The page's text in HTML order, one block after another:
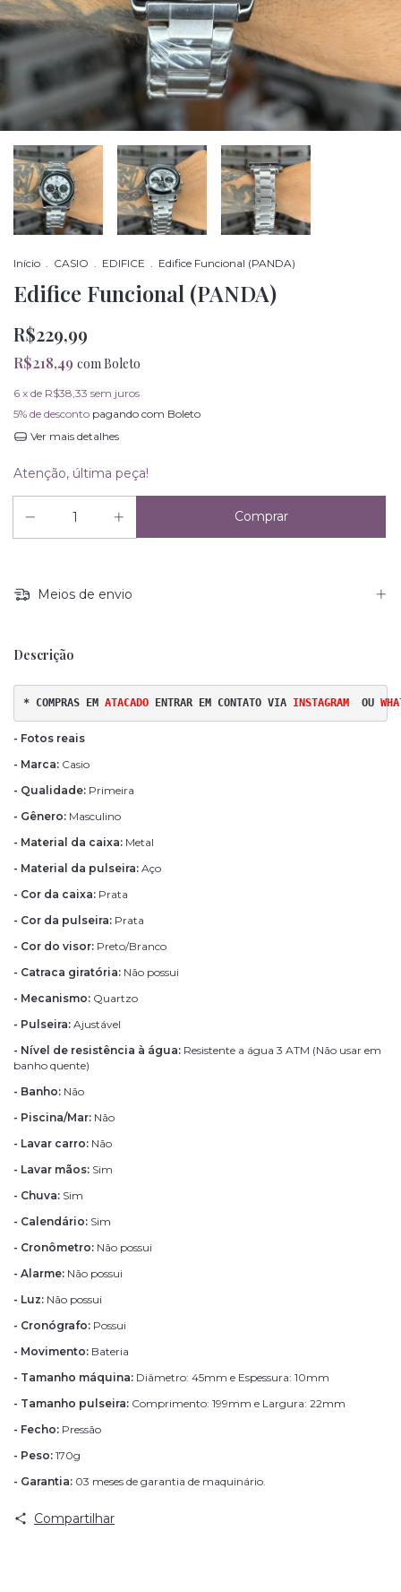
Início . CASIO . EDIFICE . Edifice Funcional (PANDA)
Edifice Funcional (PANDA)
R$229,99
R$218,49 comBoleto
6 x de R$38,33 sem juros
5% de desconto pagando com Boleto
Ver mais detalhes
Atenção, última peça!
Meios de envio
Descrição
* COMPRAS EM ATACADO ENTRAR EM CONTATO VIA INSTAGRAM OU
- Fotos reais
- Marca: Casio
- Qualidade: Primeira
- Gênero: Masculino
- Material da caixa: Metal
- Material da pulseira: Aço
- Cor da caixa: Prata
- Cor da pulseira: Prata
- Cor do visor: Preto/Branco
- Catraca giratória: Não possui
- Mecanismo: Quartzo
- Pulseira: Ajustável
- Nível de resistência à água: Resistente a água 3 ATM (Não usar em
banho quente)
- Banho: Não
- Piscina/Mar: Não
- Lavar carro: Não
- Lavar mãos: Sim
- Chuva: Sim
- Calendário: Sim
- Cronômetro: Não possui
- Alarme: Não possui
- Luz: Não possui
- Cronógrafo: Possui
- Movimento: Bateria
- Tamanho máquina: Diâmetro: 45mm e Espessura: 10mm
- Tamanho pulseira: Comprimento: 199mm e Largura: 22mm
- Fecho: Pressão
- Peso: 170g
- Garantia: 03 meses de garantia de maquinário.
Compartilhar